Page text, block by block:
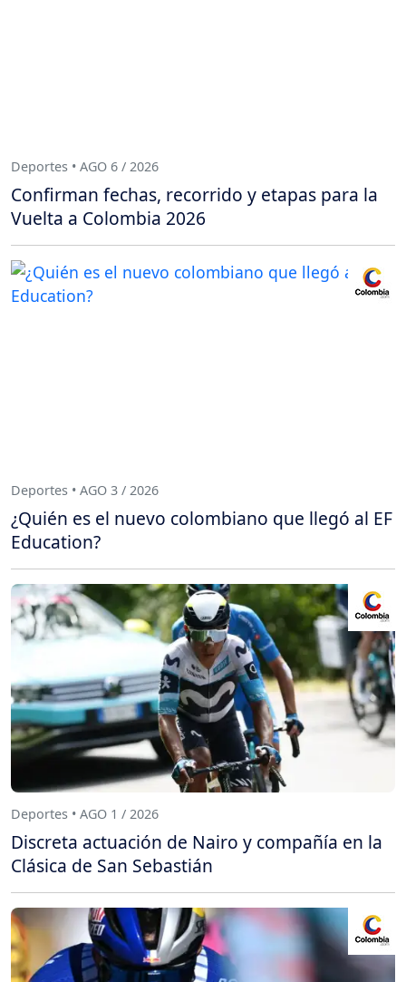
Deportes • AGO 6 / 2026
Confirman fechas, recorrido y etapas para la
Vuelta a Colombia 2026
Deportes • AGO 3 / 2026
¿Quién es el nuevo colombiano que llegó al EF
Education?
Deportes • AGO 1 / 2026
Discreta actuación de Nairo y compañía en la
Clásica de San Sebastián